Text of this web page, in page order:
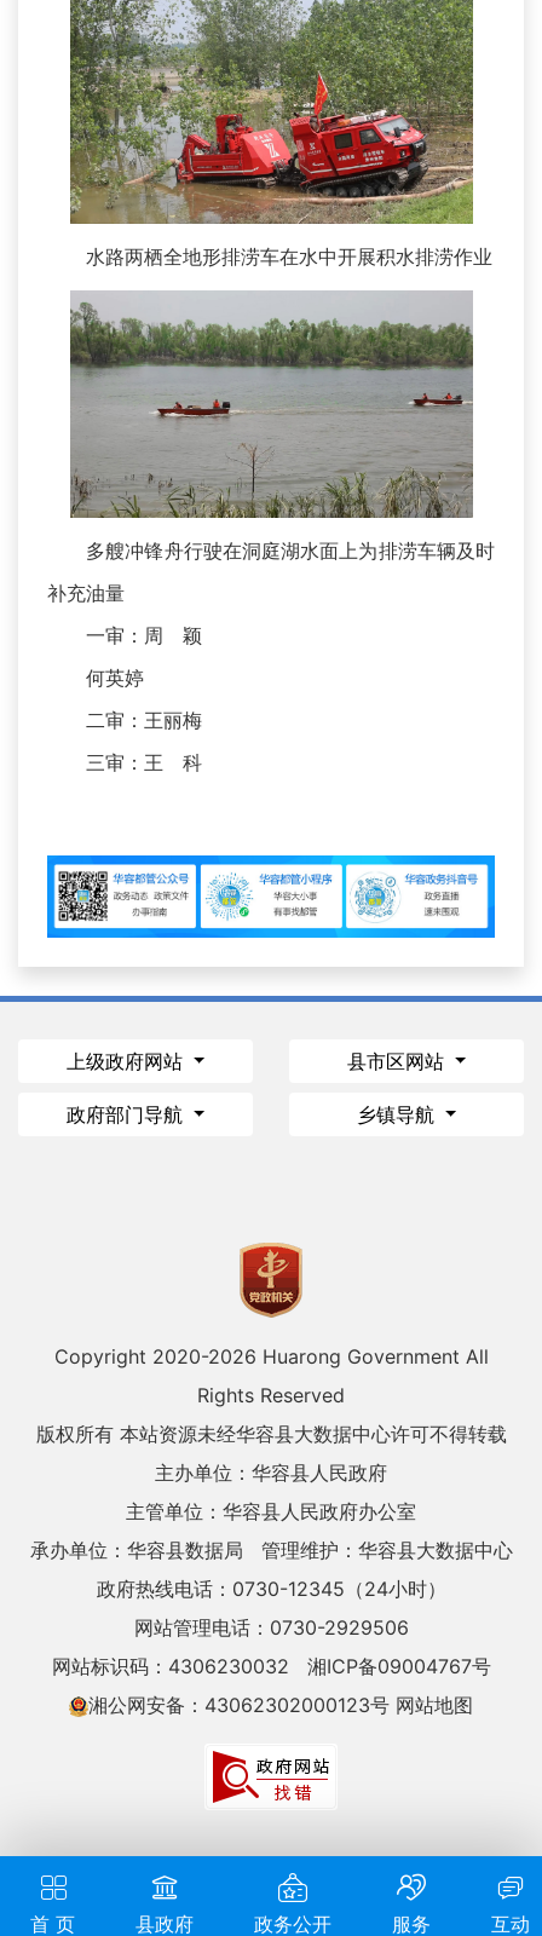
首 页 县政府 政务公开 服务 互动
水路两栖全地形排涝车在水中开展积水排涝作业
多艘冲锋舟行驶在洞庭湖水面上为排涝车辆及时
补充油量
一审：周 颖
何英婷
二审：王丽梅
三审：王 科
上级政府网站 县市区网站
政府部门导航 乡镇导航
Copyright 2020-2026 Huarong Government All
Rights Reserved
版权所有 本站资源未经华容县大数据中心许可不得转载
主办单位：华容县人民政府
主管单位：华容县人民政府办公室
承办单位：华容县数据局
管理维护：华容县大数据中心
政府热线电话：0730-12345（24小时）
网站管理电话：0730-2929506
网站标识码：4306230032
湘ICP备09004767号
湘公网安备：43062302000123号 网站地图